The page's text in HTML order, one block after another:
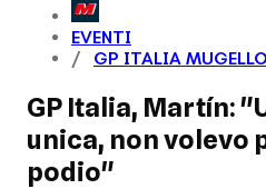
EVENTI
GP ITALIA MUGELLO
GP Italia, Martín:
unica, non volevo
podio"